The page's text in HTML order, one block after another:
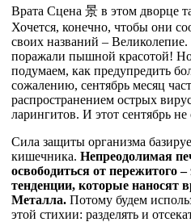
Врата Сцена 景 в этом дворце
Хочется, конечно, чтобы они
своих названий –
поражали пышной красотой!
подумаем, как предупредить
сожалению, сентябрь месяц
распространением острых
ларингитов. И этот сентябрь
Сила защиты организма
кишечника. Непреодолимая
освободиться от пережитого
тенденции, которые наносят
Металла. Потому будем
этой стихии: разделять и